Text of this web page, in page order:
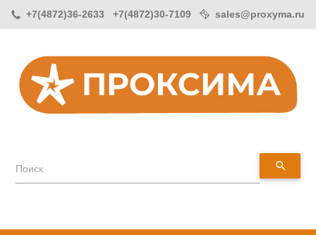
+7(4872)36-2633 +7(4872)30-7109 sales@proxyma.ru
Поиск search